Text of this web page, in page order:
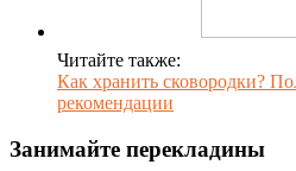
Читайте также:
Как хранить сковородки?
рекомендации
Занимайте перекладины